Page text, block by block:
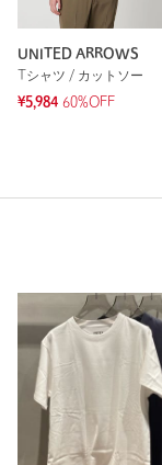
UNITED ARROWS
Tシャツ / カットソー
¥5,984 60%OFF